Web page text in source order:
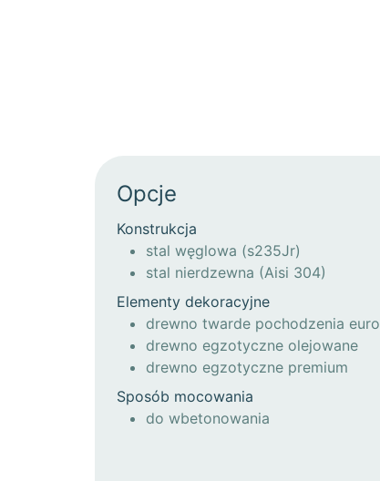
Opcje
Konstrukcja
stal węglowa (s235Jr)
stal nierdzewna (Aisi 304)
Elementy dekoracyjne
drewno twarde pochodzenia
drewno egzotyczne olejowane
drewno egzotyczne premium
Sposób mocowania
do wbetonowania